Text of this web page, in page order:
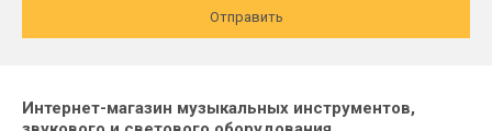
Отправить
Интернет-магазин музыкальных инструментов,